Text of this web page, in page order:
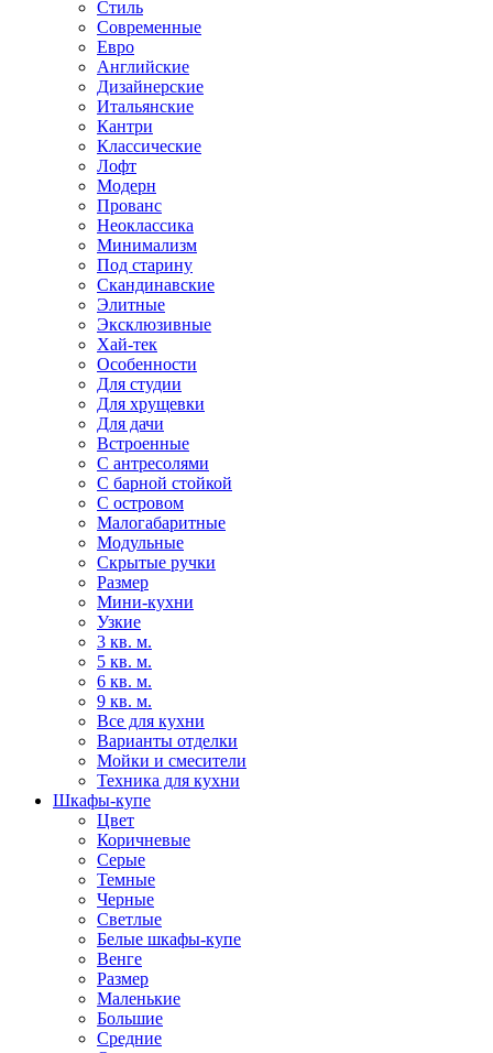
Стиль
Современные
Евро
Английские
Дизайнерские
Итальянские
Кантри
Классические
Лофт
Модерн
Прованс
Неоклассика
Минимализм
Под старину
Скандинавские
Элитные
Эксклюзивные
Хай-тек
Особенности
Для студии
Для хрущевки
Для дачи
Встроенные
С антресолями
С барной стойкой
С островом
Малогабаритные
Модульные
Скрытые ручки
Размер
Мини-кухни
Узкие
3 кв. м.
5 кв. м.
6 кв. м.
9 кв. м.
Все для кухни
Варианты отделки
Мойки и смесители
Техника для кухни
Шкафы-купе
Цвет
Коричневые
Серые
Темные
Черные
Светлые
Белые шкафы-купе
Венге
Размер
Маленькие
Большие
Средние